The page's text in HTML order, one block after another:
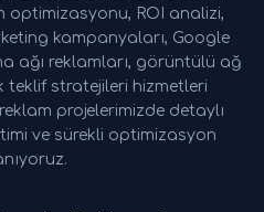
optimizasyonu, ROI analizi,
kampanyaları, Google
ağı reklamları, görüntülü ağ
teklif stratejileri hizmetleri
projelerimizde detaylı
ve sürekli optimizasyon